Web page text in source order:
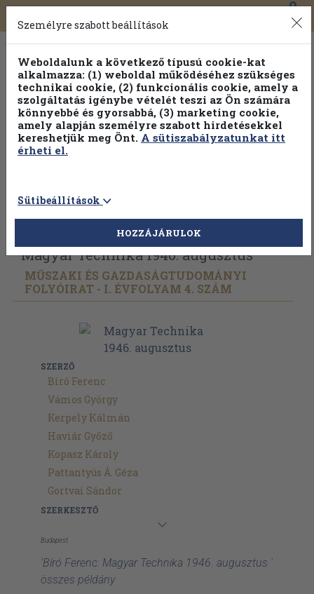
Toggle
navigation
0
Válogasson több mint 30 000 kötet közül
Hobbi témakörökben20% kedvezménnyel!
Vissza az előző oldalra Válasszon példányt
Magyar Technika 1946. augusztus
MŰSZAKI ÉS GAZDASÁGTUDOMÁNYI
FOLYÓIRAT - I. ÉVFOLYAM 4. SZÁM
SZERZŐ
Bíró Ferenc
Vámos György
Kerpely Kálmán
Haviár Győző
Kopasz Károly
Pattantyús Á. Géza
Gortvai Sándor
SZERKESZTŐ
Budapest
'Bíró Ferenc: Magyar Technika 1946. augusztus '
összes példány
Személyre szabott beállítások
Weboldalunk a következő típusú cookie-kat
alkalmazza: (1) weboldal működéséhez szükséges
technikai cookie, (2) funkcionális cookie, amely a
szolgáltatás igénybe vételét teszi az Ön számára
könnyebbé és gyorsabbá, (3) marketing cookie,
amely alapján személyre szabott hirdetésekkel
kereshetjük meg Önt. A sütiszabályzatunkat itt
érheti el.
Sütibeállítások
HOZZÁJÁRULOK